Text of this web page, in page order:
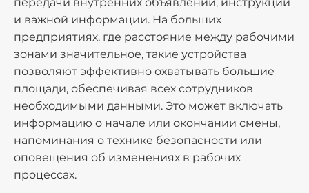
и важной информации. На больших
предприятиях, где расстояние между рабочими
зонами значительное, такие устройства
позволяют эффективно охватывать большие
площади, обеспечивая всех сотрудников
необходимыми данными. Это может включать
информацию о начале или окончании смены,
напоминания о технике безопасности или
оповещения об изменениях в рабочих
процессах.